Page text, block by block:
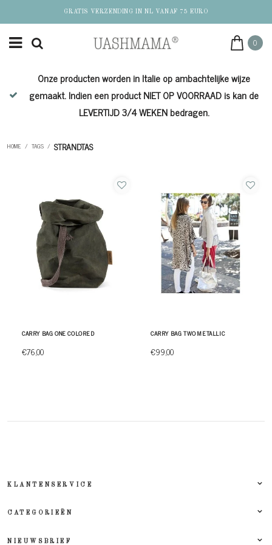
GRATIS VERZENDING IN NL VANAF 75 EURO
0
Onze producten worden in Italie op ambachtelijke wijze
gemaakt. Indien een product NIET OP VOORRAAD is kan de
LEVERTIJD 3/4 WEKEN bedragen.
HOME / TAGS / STRANDTAS
CARRY BAG ONE COLORED
€76,00
CARRY BAG TWO METALLIC
€99,00
KLANTENSERVICE
CATEGORIEËN
NIEUWSBRIEF